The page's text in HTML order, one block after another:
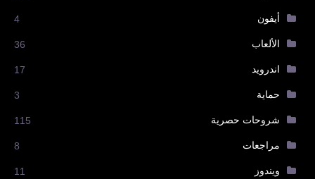
أيفون 4
الألعاب 36
اندرويد 17
حماية 3
شروحات حصرية 115
مراجعات 8
ويندوز 11